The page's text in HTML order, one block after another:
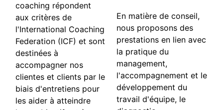
coaching répondent
aux critères de
l'International Coaching
Federation (ICF) et sont
destinées à
accompagner nos
clientes et clients par le
biais d'entretiens pour
les aider à atteindre
En matière de conseil,
nous proposons des
prestations en lien avec
la pratique du
management,
l'accompagnement et le
développement du
travail d'équipe, le